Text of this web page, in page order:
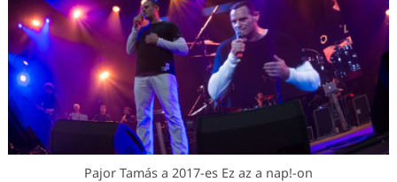
Pajor Tamás a 2017-es Ez az a nap!-on